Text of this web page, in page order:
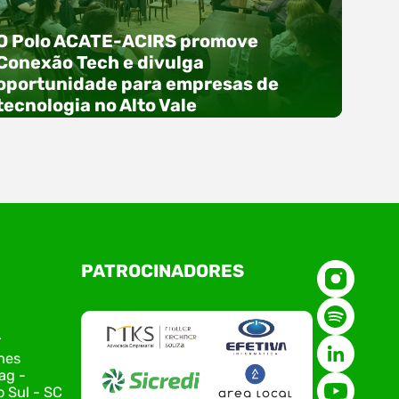
Polo ACATE-ACIRS promove
Tech e divulga
para empresas de
no Alto Vale
O Polo ACATE-ACIRS, por meio do NIAVI – Núcleo
de Tecnologia da Informação do Alto Vale do
Conexão Tech NIAVI, reunindo empresas de
tecnologia da região para uma noite de
conteúdo estratégico e
de novas iniciativas para o setor.
encontro aconteceu em Rio…
-
Sul - SC
PATROCINADORES